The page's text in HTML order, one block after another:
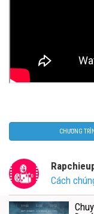
CHƯƠNG
Cách